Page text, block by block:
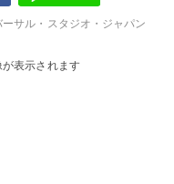
サル・スタジオ・ジャパン
表示されます